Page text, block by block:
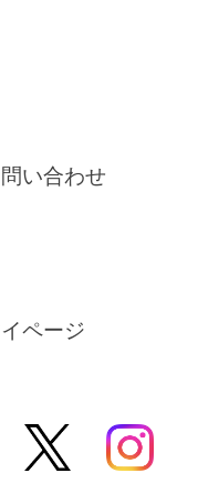
い合わせ
ページ